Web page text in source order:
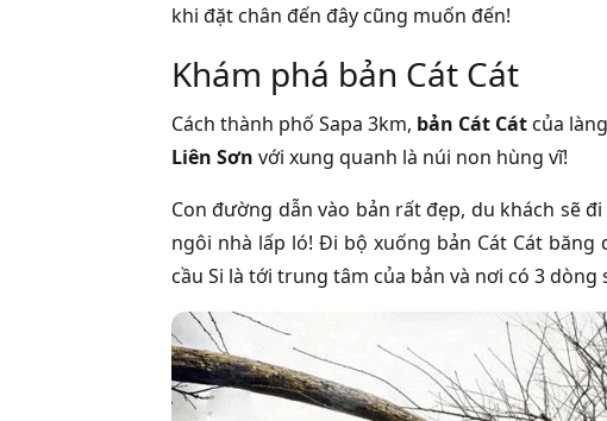
khi đặt chân đến đây cũng muốn đến!
Khám phá bản Cát Cát
Cách thành phố Sapa 3km, bản Cát Cátcủa
Liên Sơn với xung quanh là núi non hùng vĩ!
Con đường dẫn vào bản rất đẹp, du khách sẽ
ngôi nhà lấp ló! Đi bộ xuống bản Cát Cát
cầu Si là tới trung tâm của bản và nơi có 3 dòng